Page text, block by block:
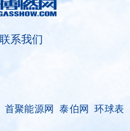
联系我们
首聚能源网 泰伯网 环球表